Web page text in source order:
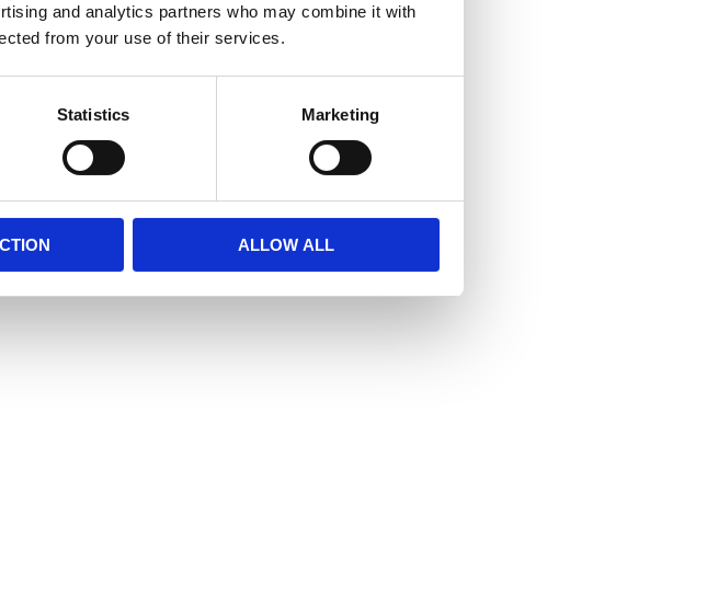
and analytics partners who may combine it with
from your use of their services.
Statistics Marketing
ALLOW ALL